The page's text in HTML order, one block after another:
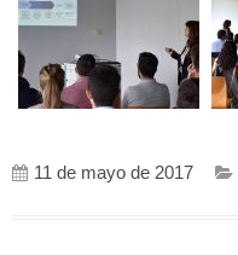
11 de mayo de 2017